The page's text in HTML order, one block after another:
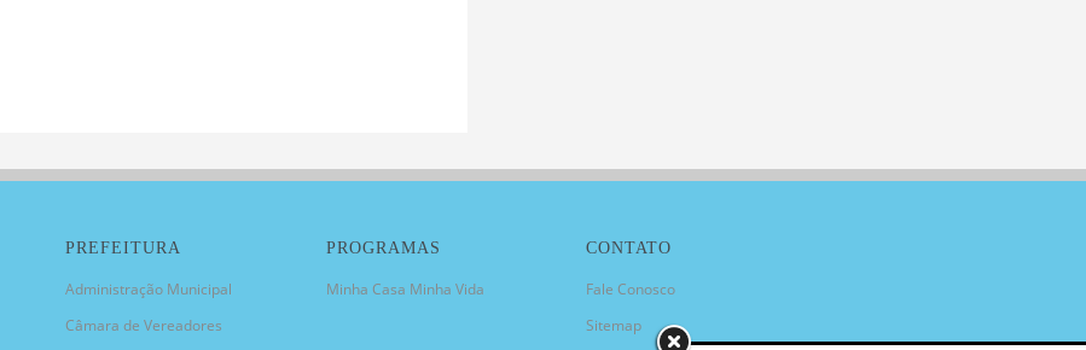
PREFEITURA
Administração Municipal
Câmara de Vereadores
PROGRAMAS
Minha Casa Minha Vida
CONTATO
Fale Conosco
Sitemap